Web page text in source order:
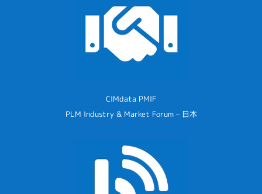
CIMdata PMIF
PLM Industry & Market Forum – 日本